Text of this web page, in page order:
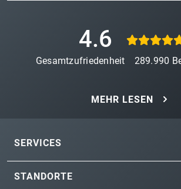
4.6
Gesamtzufriedenheit 289.990
MEHR LESEN
SERVICES
STANDORTE